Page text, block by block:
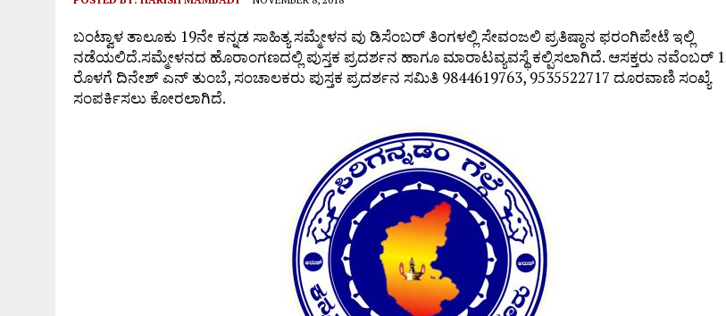
ಬಂಟ್ವಾಳ ತಾಲೂಕು 19ನೇ ಕನ್ನಡ ಸಾಹಿತ್ಯ ಸಮ್ಮೇಳನ ವು ಡಿಸೆಂಬರ್ ತಿಂಗಳಲ್ಲಿ ಸೇವಂಜಲಿ ಪ್ರತಿಷ್ಠಾನ ಫರಂಗಿಪೇಟೆ ಇಲ್ಲಿ
ನಡೆಯಲಿದೆ.ಸಮ್ಮೇಳನದ ಹೊರಾಂಗಣದಲ್ಲಿ ಪುಸ್ತಕ ಪ್ರದರ್ಶನ ಹಾಗೂ ಮಾರಾಟವ್ಯವಸ್ಥೆ ಕಲ್ಪಿಸಲಾಗಿದೆ. ಆಸಕ್ತರು ನವೆಂಬರ್
ರೊಳಗೆ ದಿನೇಶ್ ಎನ್ ತುಂಬೆ, ಸಂಚಾಲಕರು ಪುಸ್ತಕ ಪ್ರದರ್ಶನ ಸಮಿತಿ 9844619763, 9535522717 ದೂರವಾಣಿ ಸಂಖ್ಯೆ
ಸಂಪರ್ಕಿಸಲು ಕೋರಲಾಗಿದೆ.